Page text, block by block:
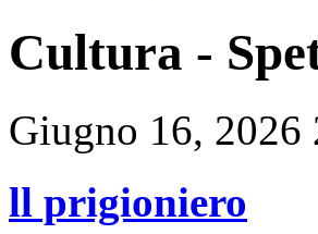
Cultura -
Giugno 16, 2026
ll prigioniero